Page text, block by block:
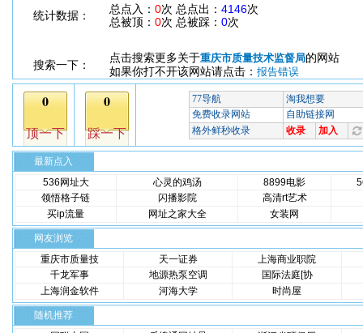
统计数据：
总点入： 0次 总点出： 4146次
总被顶： 0次 总被踩： 0次
搜索一下：
点击搜索更多关于重庆市质量技术监督局的网站
如果你打不开该网站请点击： 报告错误
最新点入
536网址大
心灵的鸡汤 8899电影
领悟格子链
闪播影院
高清rt艺术
买ip流量
网址之家大全 女装网
网友浏览
重庆市质量技
天一证券
上海商业职院
千龙军事
地源热泵空调
国际法庭[协
上海润金软件
河海大学 时尚屋
随机推荐